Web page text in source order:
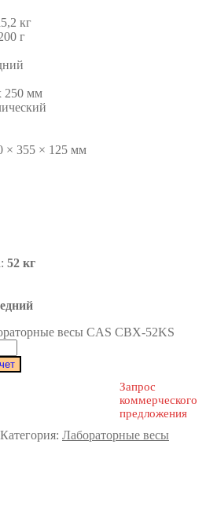
5,2 кг
г
250 мм
× 355 × 125 мм
52 кг
весы CAS CBX-52KS
Запрос
коммерческого
предложения
Категория: Лабораторные весы